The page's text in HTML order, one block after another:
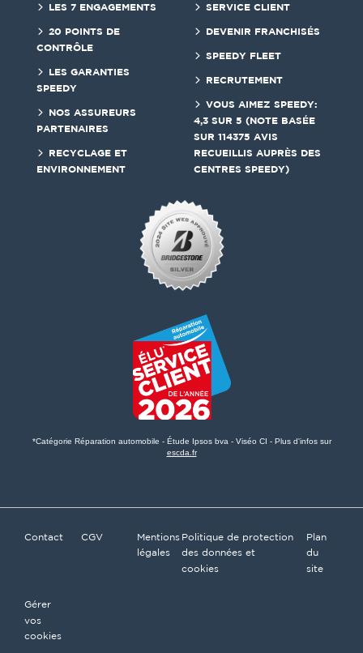
LES 7 ENGAGEMENTS
20 POINTS DE
CONTRÔLE
LES GARANTIES
SPEEDY
NOS ASSUREURS
PARTENAIRES
RECYCLAGE ET
ENVIRONNEMENT
SERVICE CLIENT
DEVENIR FRANCHISÉS
SPEEDY FLEET
RECRUTEMENT
VOUS AIMEZ SPEEDY:
4,3 SUR 5 (NOTE BASÉE
SUR 114375 AVIS
RECUEILLIS AUPRÈS DES
CENTRES SPEEDY)
*Catégorie Réparation automobile - Étude Ipsos bva - Viséo CI - Plus d'infos sur
escda.fr
Contact CGV
Mentions
légales
Politique de protection
des données et
cookies
Plan
du
site
Gérer
vos
cookies